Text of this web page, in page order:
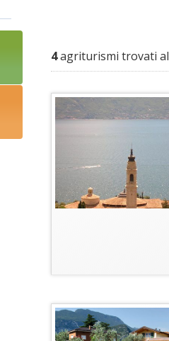
4agriturismi trovati al